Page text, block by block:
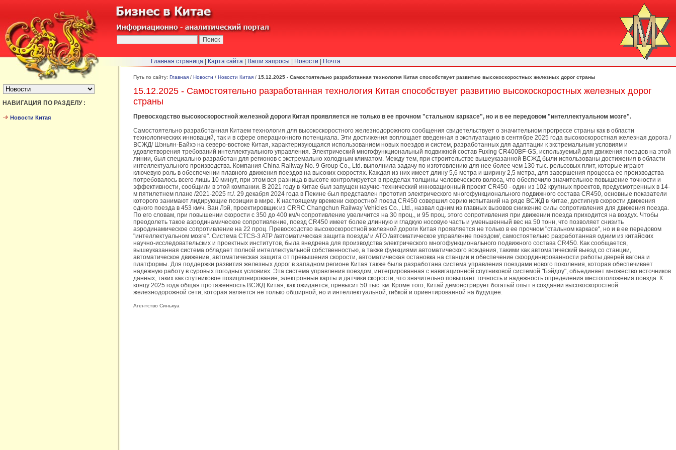
БЫСТРЫЙ ПЕРЕХОД :
НАВИГАЦИЯ ПО РАЗДЕЛУ :
Новости Китая
Путь по сайту: Главная / Новости / Новости Китая / 15.12.2025 - Самостоятельно разработанная технология Китая способствует развитию высокоскоростных железных дорог страны
15.12.2025 - Самостоятельно разработанная технология Китая способствует развитию высокоскоростных железных дорог
страны
Превосходство высокоскоростной железной дороги Китая проявляется не только в ее прочном "стальном каркасе", но и в ее передовом "интеллектуальном мозге".
Самостоятельно разработанная Китаем технология для высокоскоростного железнодорожного сообщения свидетельствует о значительном прогрессе страны как в области
технологических инноваций, так и в сфере операционного потенциала. Эти достижения воплощает введенная в эксплуатацию в сентябре 2025 года высокоскоростная железная дорога /
ВСЖД/ Шэньян-Байхэ на северо-востоке Китая, характеризующаяся использованием новых поездов и систем, разработанных для адаптации к экстремальным условиям и
удовлетворения требований интеллектуального управления. Электрический многофункциональный подвижной состав Fuxing CR400BF-GS, используемый для движения поездов на этой
линии, был специально разработан для регионов с экстремально холодным климатом. Между тем, при строительстве вышеуказанной ВСЖД были использованы достижения в области
интеллектуального производства. Компания China Railway No. 9 Group Co., Ltd. выполнила задачу по изготовлению для нее более чем 130 тыс. рельсовых плит, которые играют
ключевую роль в обеспечении плавного движения поездов на высоких скоростях. Каждая из них имеет длину 5,6 метра и ширину 2,5 метра, для завершения процесса ее производства
потребовалось всего лишь 10 минут, при этом вся разница в высоте контролируется в пределах толщины человеческого волоса, что обеспечило значительное повышение точности и
эффективности, сообщили в этой компании. В 2021 году в Китае был запущен научно-технический инновационный проект CR450 - один из 102 крупных проектов, предусмотренных в 14-
м пятилетнем плане /2021-2025 гг./. 29 декабря 2024 года в Пекине был представлен прототип электрического многофункционального подвижного состава CR450, основные показатели
которого занимают лидирующие позиции в мире. К настоящему времени скоростной поезд CR450 совершил серию испытаний на ряде ВСЖД в Китае, достигнув скорости движения
одного поезда в 453 км/ч. Ван Лэй, проектировщик из CRRC Changchun Railway Vehicles Co., Ltd., назвал одним из главных вызовов снижение силы сопротивления для движения поезда.
По его словам, при повышении скорости с 350 до 400 км/ч сопротивление увеличится на 30 проц., и 95 проц. этого сопротивления при движении поезда приходится на воздух. Чтобы
преодолеть такое аэродинамическое сопротивление, поезд CR450 имеет более длинную и гладкую носовую часть и уменьшенный вес на 50 тонн, что позволяет снизить
аэродинамическое сопротивление на 22 проц. Превосходство высокоскоростной железной дороги Китая проявляется не только в ее прочном "стальном каркасе", но и в ее передовом
"интеллектуальном мозге". Система CTCS-3 ATP /автоматическая защита поезда/ и ATO /автоматическое управление поездом/, самостоятельно разработанная одним из китайских
научно-исследовательских и проектных институтов, была внедрена для производства электрического многофункционального подвижного состава CR450. Как сообщается,
вышеуказанная система обладает полной интеллектуальной собственностью, а также функциями автоматического вождения, такими как автоматический выезд со станции,
автоматическое движение, автоматическая защита от превышения скорости, автоматическая остановка на станции и обеспечение скоординированности работы дверей вагона и
платформы. Для поддержки развития железных дорог в западном регионе Китая также была разработана система управления поездами нового поколения, которая обеспечивает
надежную работу в суровых погодных условиях. Эта система управления поездом, интегрированная с навигационной спутниковой системой "Бэйдоу", объединяет множество источников
данных, таких как спутниковое позиционирование, электронные карты и датчики скорости, что значительно повышает точность и надежность определения местоположения поезда. К
концу 2025 года общая протяженность ВСЖД Китая, как ожидается, превысит 50 тыс. км. Кроме того, Китай демонстрирует богатый опыт в создании высокоскоростной
железнодорожной сети, которая является не только обширной, но и интеллектуальной, гибкой и ориентированной на будущее.
Агентство Синьхуа
Главная страница Карта сайта Ваши запросы Новости Почта